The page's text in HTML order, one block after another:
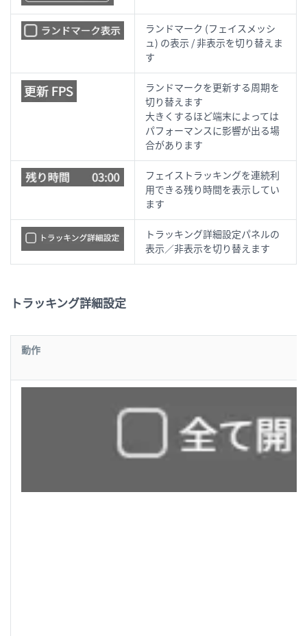
ランドマーク (フェイスメッシ
ュ) の表示 / 非表示を切り替えま
す
ランドマークを更新する周期を
切り替えます
大きくするほど端末によっては
パフォーマンスに影響が出る場
合があります
フェイストラッキングを連続利
用できる残り時間を表示してい
ます
トラッキング詳細設定パネルの
表示／非表示を切り替えます
トラッキング詳細設定
動作